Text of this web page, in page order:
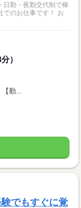
）
勤...
でもすぐに覚